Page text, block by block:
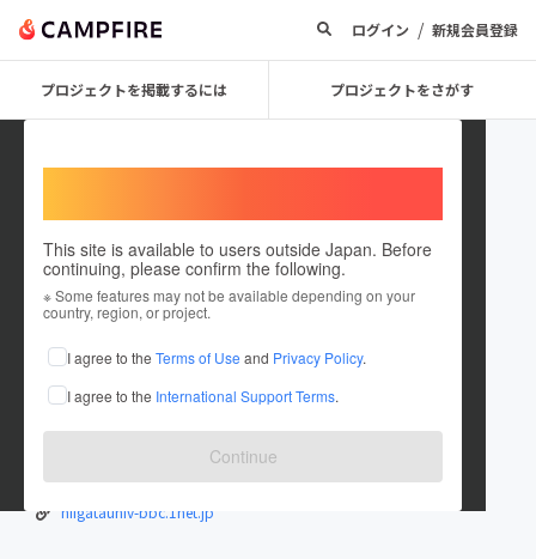
ログイン / 新規会員登録
プロジェクトを掲載するには プロジェクトをさがす
This site is available to users outside Japan. Before
continuing, please confirm the following.
※ Some features may not be available depending on your
country, region, or project.
I agree to the Terms of Use and Privacy Policy.
I agree to the International Support Terms.
Continue
Niigata_univ_baseball
これまでに2件のプロジェクトを投稿しています
在住国：日本 現在地：新潟県
出身国：日本 出身地：未設定
新潟大学硬式野球部です！ よろしくお願いします！
niigatauniv-bbc.1net.jp